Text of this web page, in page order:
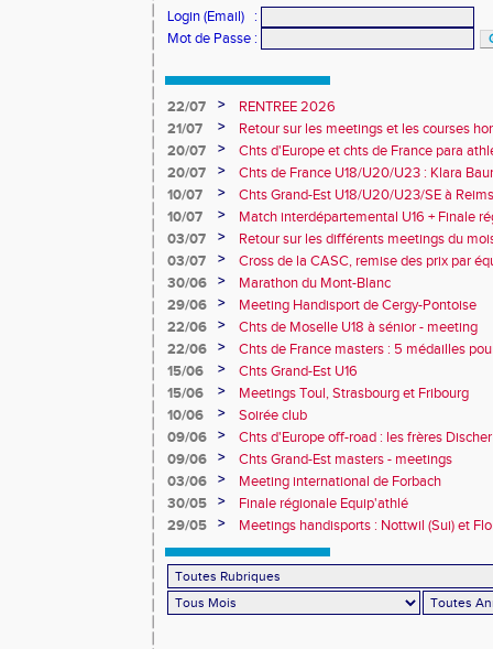
Login (Email)
:
Mot de Passe :
22/07 >
RENTREE 2026
21/07
>
Retour sur les meetings et les courses
20/07
>
Chts d'Europe et chts de France para
champion d'Europe et multiples
20/07 >
Chts de France U18/U20/U23 : Klara
10e
10/07 >
Chts Grand-Est U18/U20/U23/SE à
10/07
>
Match interdépartemental U16 + Finale
Obernai
03/07 >
Retour sur les différents meetings du
03/07
>
Cross de la CASC, remise des prix par
collèges
30/06 >
Marathon du Mont-Blanc
29/06
>
Meeting Handisport de Cergy-Pontoise
22/06
>
Chts de Moselle U18 à sénior - meeting
22/06
>
Chts de France masters : 5 médailles
15/06
>
Chts Grand-Est U16
15/06
>
Meetings Toul, Strasbourg et Fribourg
10/06
>
Soirée club
09/06
>
Chts d'Europe off-road : les frères
09/06
>
Chts Grand-Est masters - meetings
03/06
>
Meeting international de Forbach
30/05
>
Finale régionale Equip'athlé
29/05
> Meetings handisports : Nottwil (Sui) et